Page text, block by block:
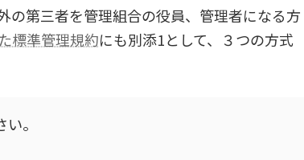
の第三者を管理組合の役員、管理者になる方
標準管理規約にも別添1として、３つの方式
。